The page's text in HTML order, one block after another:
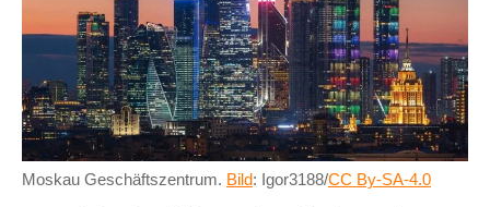
Moskau Geschäftszentrum. Bild: Igor3188/CC By-SA-4.0